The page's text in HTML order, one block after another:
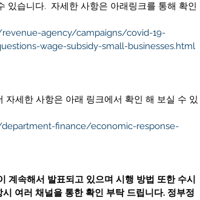
있습니다.  자세한 사항은 아래링크를 통해 확인
agency/campaigns/covid-19-
wage-subsidy-small-businesses.html
자세한 사항은 아래 링크에서 확인 해 보실 수 있
finance/economic-response-
계속해서 발표되고 있으며 시행 방법 또한 수시
여러 채널을 통한 확인 부탁 드립니다. 정부정